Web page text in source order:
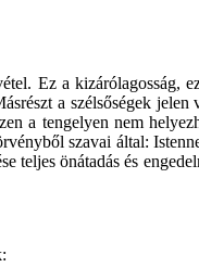
Ez a kizárólagosság,
a szélsőségek jelen
a tengelyen nem
szavai által:
teljes önátadás és